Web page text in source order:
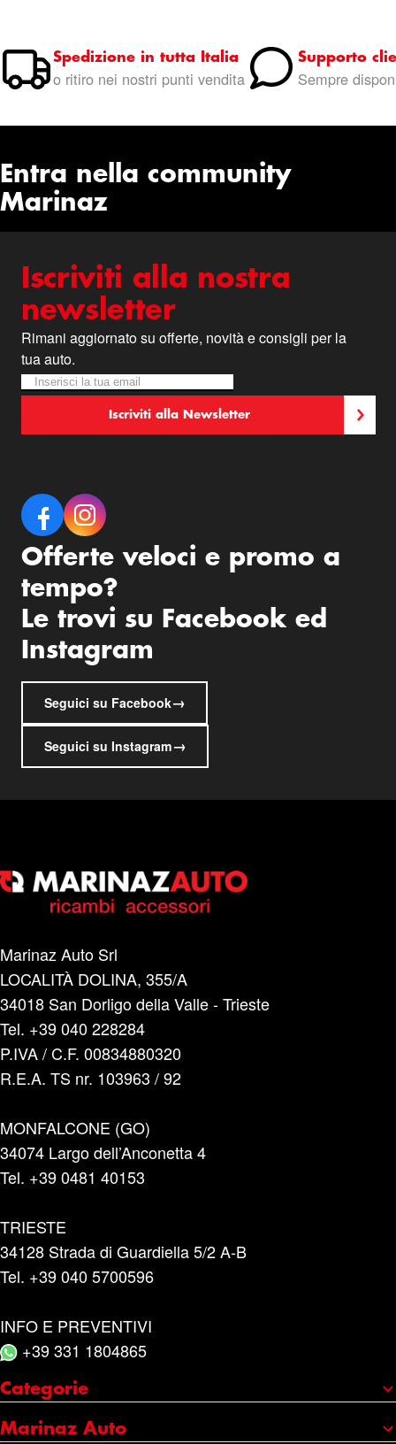
Spedizione in tutta Italia
o ritiro nei nostri punti vendita
Supporto
Sempre
Entra nella community
Marinaz
Iscriviti alla nostra
newsletter
Rimani aggiornato su offerte, novità e consigli per la
tua auto.
Newsletter
Iscriviti alla nostra Newsletter:
Iscriviti alla Newsletter
Offerte veloci e promo a
tempo?
Le trovi su Facebook ed
Instagram
Seguici su Facebook→
Seguici su Instagram→
Marinaz Auto Srl
LOCALITÀ DOLINA, 355/A
34018 San Dorligo della Valle - Trieste
Tel. +39 040 228284
P.IVA / C.F. 00834880320
R.E.A. TS nr. 103963 / 92
MONFALCONE (GO)
34074 Largo dell’Anconetta 4
Tel. +39 0481 40153
TRIESTE
34128 Strada di Guardiella 5/2 A-B
Tel. +39 040 5700596
INFO E PREVENTIVI
+39 331 1804865
Categorie
Portaggio e carico
Marinaz Auto